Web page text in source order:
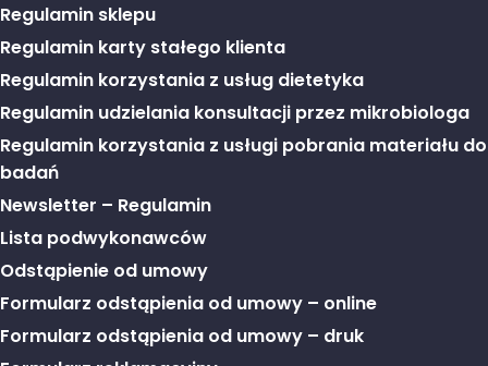
Regulamin sklepu
Regulamin karty stałego klienta
Regulamin korzystania z usług dietetyka
Regulamin udzielania konsultacji przez mikrobiologa
Regulamin korzystania z usługi pobrania materiału do
badań
Newsletter – Regulamin
Lista podwykonawców
Odstąpienie od umowy
Formularz odstąpienia od umowy – online
Formularz odstąpienia od umowy – druk